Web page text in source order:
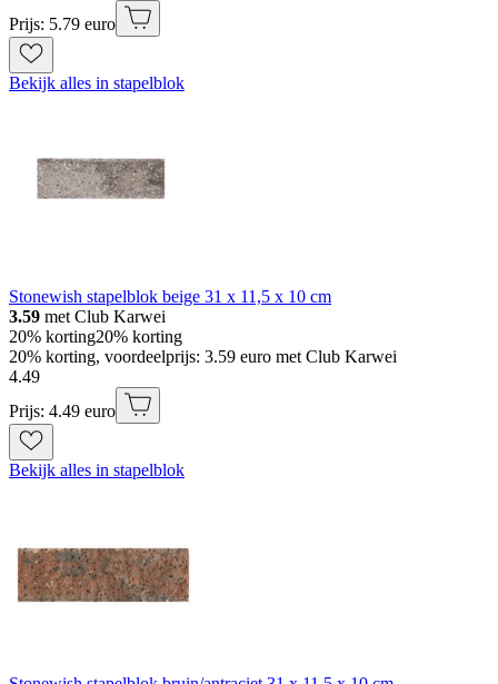
Prijs: 5.79 euro
Bekijk alles in stapelblok
Stonewish stapelblok beige 31 x 11,5 x 10 cm
3.59 met Club Karwei
20% korting20% korting
20% korting, voordeelprijs: 3.59 euro met Club Karwei
4.49
Prijs: 4.49 euro
Bekijk alles in stapelblok